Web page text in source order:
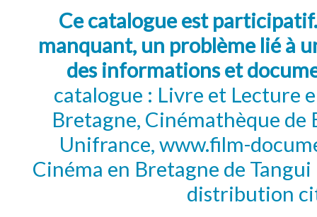
Ce catalogue est
manquant, un problème lié à
des informations et
catalogue : Livre et Lecture
Bretagne, Cinémathèque de
Unifrance, www.film-
Cinéma en Bretagne de
distribution